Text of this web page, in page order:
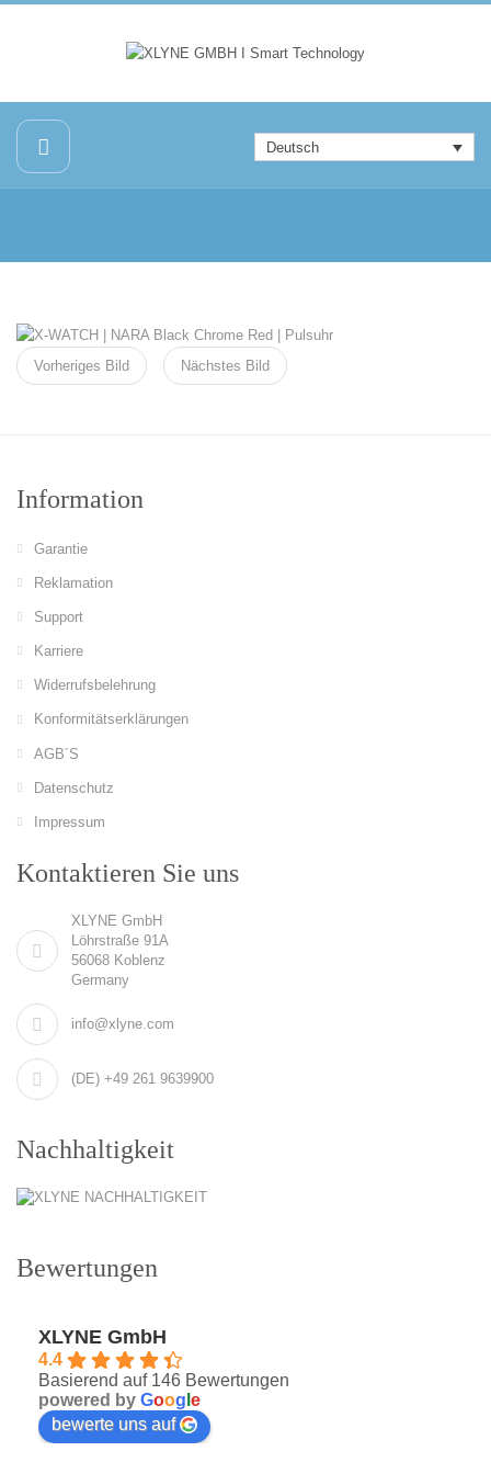
Deutsch
Vorheriges Bild Nächstes Bild
Information
Garantie
Reklamation
Support
Karriere
Widerrufsbelehrung
Konformitätserklärungen
AGB´S
Datenschutz
Impressum
Kontaktieren Sie uns
XLYNE GmbH
Löhrstraße 91A
56068 Koblenz
Germany
info@xlyne.com
(DE) +49 261 9639900
Nachhaltigkeit
Bewertungen
XLYNE GmbH
4.4
Basierend auf 146 Bewertungen
powered by Goog e
bewerte uns auf